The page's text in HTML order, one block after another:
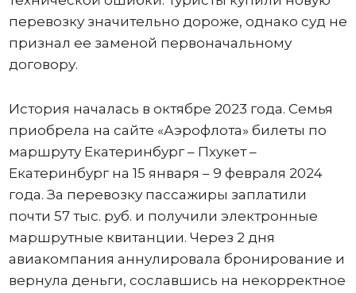
перевозку значительно дороже, однако суд не
признал ее заменой первоначальному
договору.
История началась в октябре 2023 года. Семья
приобрела на сайте «Аэрофлота» билеты по
маршруту Екатеринбург – Пхукет –
Екатеринбург на 15 января – 9 февраля 2024
года. За перевозку пассажиры заплатили
почти 57 тыс. руб. и получили электронные
маршрутные квитанции. Через 2 дня
авиакомпания аннулировала бронирование и
вернула деньги, сославшись на некорректное